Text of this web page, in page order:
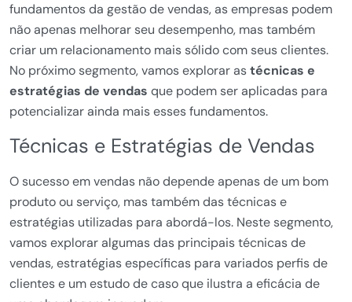
fundamentos da gestão de vendas, as empresas podem
não apenas melhorar seu desempenho, mas também
criar um relacionamento mais sólido com seus clientes.
No próximo segmento, vamos explorar astécnicas e
estratégias de vendas que podem ser aplicadas para
potencializar ainda mais esses fundamentos.
Técnicas e Estratégias de Vendas
O sucesso em vendas não depende apenas de um bom
produto ou serviço, mas também das técnicas e
estratégias utilizadas para abordá-los. Neste segmento,
vamos explorar algumas das principais técnicas de
vendas, estratégias específicas para variados perfis de
clientes e um estudo de caso que ilustra a eficácia de